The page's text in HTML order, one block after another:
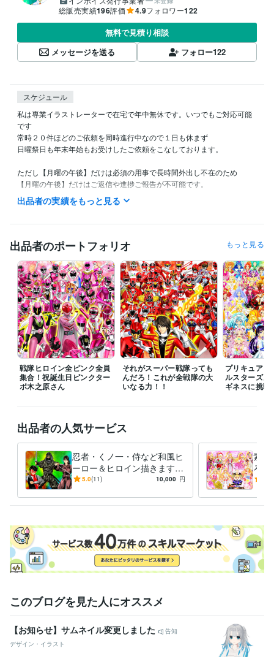
総販売実績196評価 4.9フォロワー122
無料で見積り相談
メッセージを送る
フォロー122
スケジュール
私は専業イラストレーターで在宅で年中無休です。いつでもご対応可能
です
常時２０件ほどのご依頼を同時進行中なので１日も休まず
日曜祭日も年末年始もお受けしたご依頼をこなしております。
ただし【月曜の午後】だけは必須の用事で長時間外出し不在のため
【月曜の午後】だけはご返信や進捗ご報告が不可能です。
また私の生活は体調によって夜型だったり昼型だったり変化し不規則で
ご理解いただけますと幸いです。
受賞歴
ネットでイラスト＆コミック公開
プログラミング言語・フレームワーク
COBOL:1年
ビジネス・クリエイティブツール
Adobe Photoshop:20年Filmora:5年Excel:10年PowerPoint:5年
Word:5年
その他ツール
イラスト作成・漫画制作 イラスト　ロゴ　デザイン　動画　小説
ラスト　ロゴ　デザイン　動画　小説
アニメ コミック 特撮 ゲーム
出品者の実績をもっと見る
出品者のポートフォリオ もっと見る
戦隊ヒロイン全ピンク全員
集合！祝誕生日ピンクター
ボ木之原さん
それがスーパー戦隊っても
んだろ！これが全戦隊の大
いなる力！！
プリキュア１
ルスターズ
ギネスに挑戦
出品者の人気サービス
忍者・くノ一・侍など和風ヒ
ーロー＆ヒロイン描きます
いかなるご指示でもイラスト
5.0(11) 10,000 円
素敵
ろな
ご希
このブログを見た人にオススメ
【お知らせ】サムネイル変更しました
告知
デザイン・イラスト